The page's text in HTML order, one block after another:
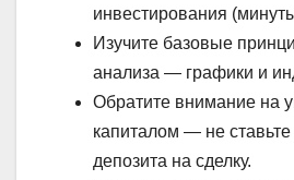
инвестирования
Изучите базовые
анализа — графики и
Обратите внимание на
капиталом — не
депозита на сделку.